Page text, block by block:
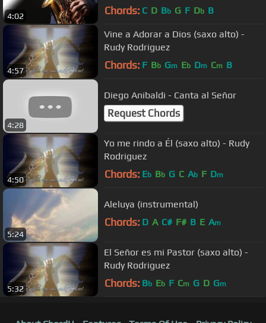
4:02
HEALING, SOAKING | URIEL VEGA
Chords: C D Bb G F Db B
4:57
Vine a Adorar a Dios (saxo alto) -
Rudy Rodriguez
Chords: F Bb Gm Eb Dm Cm B
4:28
Diego Anibaldi - Canta al Señor
Request Chords
4:50
Yo me rindo a Él (saxo alto) - Rudy
Rodriguez
Chords: Eb Bb G C Ab F Dm
5:24
Aleluya (instrumental)
Chords: D A C# F# B E Am
5:32
El Señor es mi Pastor (saxo alto) -
Rudy Rodriguez
Chords: Bb Eb F Cm G D Gm